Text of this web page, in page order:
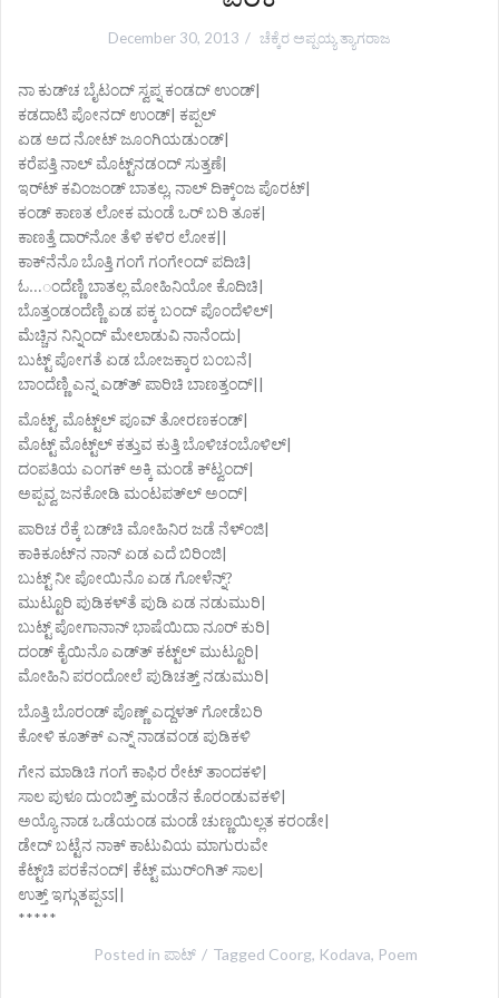
December 30, 2013 ಚೆಕ್ಕೆರ ಅಪ್ಪಯ್ಯ ತ್ಯಾಗರಾಜ
ನಾ ಕುಡ್‌ಚ ಬೈಟಂದ್ ಸ್ವಪ್ನ ಕಂಡದ್ ಉಂಡ್|
ಕಡದಾಟಿ ಪೋನದ್ ಉಂಡ್| ಕಪ್ಪಲ್
ಏಡ ಅದ ನೋಟ್ ಜೂಂಗಿಯಡುಂಡ್|
ಕರೆಪತ್ತಿ ನಾಲ್ ಮೊಟ್ಟ್‌ನಡಂದ್ ಸುತ್ತಣೆ|
ಇರ್‌ಟ್ ಕವಿಂಜಂಡ್ ಬಾತಲ್ಲ, ನಾಲ್ ದಿಕ್ಕ್‌ಂಜ ಪೊರಟ್|
ಕಂಡ್ ಕಾಣತ ಲೋಕ ಮಂಡೆ ಒರ್‌ ಬರಿ ತೂಕ|
ಕಾಣತ್ತೆ ದಾರ್‌ನೋ ತೆಳಿ ಕಳಿರ ಲೋಕ||
ಕಾಕ್‌ನೆನೊ ಬೊತ್ತಿ ಗಂಗೆ ಗಂಗೇಂದ್ ಪದಿಚಿ|
ಓ…ಂದೆಣ್ಣಿ ಬಾತಲ್ಲ ಮೋಹಿನಿಯೋ ಕೊದಿಚಿ|
ಬೊತ್ತಂಡಂದೆಣ್ಣಿ ಏಡ ಪಕ್ಕ ಬಂದ್ ಪೊಂದೆಳಿಲ್|
ಮೆಚ್ಚಿನ ನಿನ್ನಿಂದ್ ಮೇಲಾಡುವಿ ನಾನೆಂದು|
ಬುಟ್ಟ್ ಪೋಗತೆ ಏಡ ಬೋಜಕ್ಕಾರ ಬಂಬನೆ|
ಬಾಂದೆಣ್ಣಿ ಎನ್ನ ಎಡ್‌ತ್ ಪಾರಿಚಿ ಬಾಣತ್ತಂದ್||
ಮೊಟ್ಟ್, ಮೊಟ್ಟ್‌ಲ್ ಪೂವ್ ತೋರಣಕಂಡ್‌|
ಮೊಟ್ಟ್ ಮೊಟ್ಟ್‌ಲ್ ಕತ್ತುವ ಕುತ್ತಿ ಬೊಳಿಚಂಬೊಳಿಲ್|
ದಂಪತಿಯ ಎಂಗಕ್ ಅಕ್ಕಿ ಮಂಡೆ ಕ್‌ಟ್ವಂದ್|
ಅಪ್ಪವ್ವ ಜನಕೋಡಿ ಮಂಟಪತ್‌ಲ್ ಅಂದ್|
ಪಾರಿಚ ರೆಕ್ಕೆ ಬಡ್‌ಚಿ ಮೋಹಿನಿರ ಜಡೆ ನೆಳ್ಂಜಿ|
ಕಾಕಿಕೂಟ್‌ನ ನಾನ್ ಏಡ ಎದೆ ಬಿರಿಂಜಿ|
ಬುಟ್ಟ್ ನೀ ಪೋಯಿನೊ ಏಡ ಗೋಳೆನ್ನ್?
ಮುಟ್ಟೂರಿ ಪುಡಿಕಳ್‌ತೆ ಪುಡಿ ಏಡ ನಡುಮುರಿ|
ಬುಟ್ಟ್ ಪೋಗಾನಾನ್ ಭಾಷೆಯಿದಾ ನೂರ್‍ ಕುರಿ|
ದಂಡ್ ಕೈಯಿನೊ ಎಡ್‌ತ್ ಕಟ್ಟ್‌ಲ್ ಮುಟ್ಟೂರಿ|
ಮೋಹಿನಿ ಪರಂದೋಲೆ ಪುಡಿಚತ್ತ್ ನಡುಮುರಿ|
ಬೊತ್ತಿ ಬೊರಂಡ್ ಪೊಣ್ಣ್ ಎದ್ದಳತ್ ಗೋಡೆಬರಿ
ಕೋಳಿ ಕೂತ್‌ಕ್ ಎನ್ನ್ ನಾಡವಂಡ ಪುಡಿಕಳಿ
ಗೇನ ಮಾಡಿಚಿ ಗಂಗೆ ಕಾಫಿರ ರೇಟ್ ತಾಂದಕಳಿ|
ಸಾಲ ಪುಳೂ ದುಂಬಿತ್ತ್ ಮಂಡೆನ ಕೊರಂಡುವಕಳಿ|
ಅಯ್ಯೊ ನಾಡ ಒಡೆಯಂಡ ಮಂಡೆ ಚುಣ್ಣಯಿಲ್ಲತ ಕರಂಡೇ|
ಡೇದ್ ಬಟ್ಟೆನ ನಾಕ್ ಕಾಟುವಿಯ ಮಾಗುರುವೇ
ಕೆಟ್ಟ್‌ಚಿ ಪರಕೆನಂದ್| ಕೆಟ್ಟ್ ಮುರ್‌ಂಗಿತ್ ಸಾಲ|
ಉತ್ತ್ ಇಗ್ಗುತಪ್ಪಽಽ||
*****
Posted in ಪಾಟ್ Tagged Coorg, Kodava, Poem